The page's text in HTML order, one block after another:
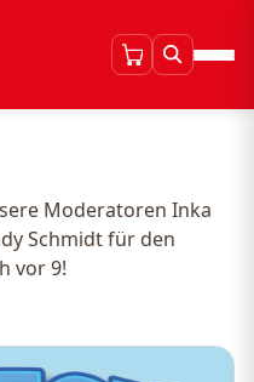
Moderatoren Inka
Schmidt für den
vor 9!